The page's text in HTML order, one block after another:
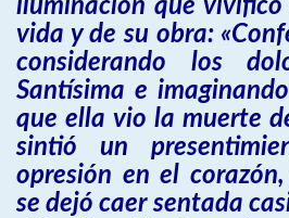
iluminación que
vida y de su obra:
considerando los
Santísima e
que ella vio la muerte
sintió un
opresión en el
se dejó caer sentada